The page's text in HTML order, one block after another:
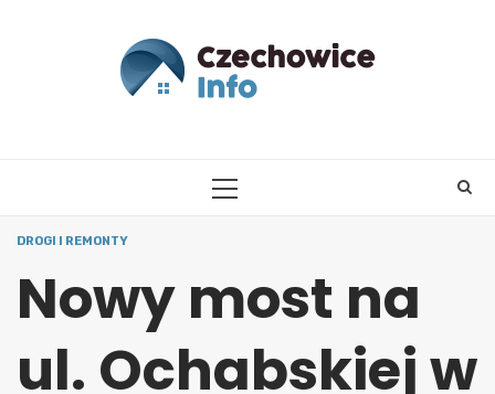
PRIMARY
DROGI I REMONTY
Nowy most na
ul. Ochabskiej w